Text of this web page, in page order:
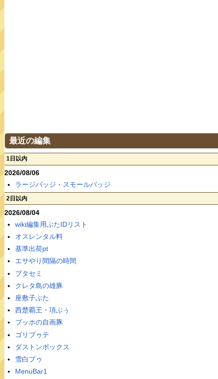
最近の編集
1日以内
2026/08/06
ラージバッジ・スモールバッジ
2日以内
2026/08/04
wiki編集用ぶたIDリスト
オスレンタル料
基準出荷pt
エサやり間隔の時間
ブタセミ
クレタ島の雄豚
座敷子ぶた
西楚覇王・項ぶぅ
ブッホの自画豚
ゴリブゥテ
ダストンボックス
雪白ブゥ
MenuBar1